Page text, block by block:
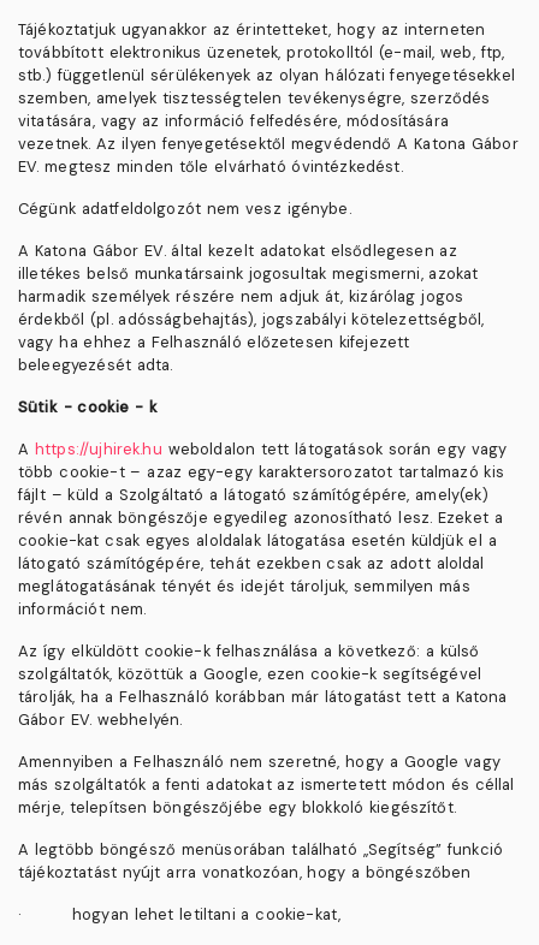
Tájékoztatjuk ugyanakkor az érintetteket, hogy az interneten
továbbított elektronikus üzenetek, protokolltól (e-mail, web, ftp,
stb.) függetlenül sérülékenyek az olyan hálózati fenyegetésekkel
szemben, amelyek tisztességtelen tevékenységre, szerződés
vitatására, vagy az információ felfedésére, módosítására
vezetnek. Az ilyen fenyegetésektől megvédendő A Katona Gábor
EV. megtesz minden tőle elvárható óvintézkedést.
Cégünk adatfeldolgozót nem vesz igénybe.
A Katona Gábor EV. által kezelt adatokat elsődlegesen az
illetékes belső munkatársaink jogosultak megismerni, azokat
harmadik személyek részére nem adjuk át, kizárólag jogos
érdekből (pl. adósságbehajtás), jogszabályi kötelezettségből,
vagy ha ehhez a Felhasználó előzetesen kifejezett
beleegyezését adta.
Sütik - cookie - k
A https://ujhirek.hu weboldalon tett látogatások során egy vagy
több cookie-t – azaz egy-egy karaktersorozatot tartalmazó kis
fájlt – küld a Szolgáltató a látogató számítógépére, amely(ek)
révén annak böngészője egyedileg azonosítható lesz. Ezeket a
cookie-kat csak egyes aloldalak látogatása esetén küldjük el a
látogató számítógépére, tehát ezekben csak az adott aloldal
meglátogatásának tényét és idejét tároljuk, semmilyen más
információt nem.
Az így elküldött cookie-k felhasználása a következő: a külső
szolgáltatók, közöttük a Google, ezen cookie-k segítségével
tárolják, ha a Felhasználó korábban már látogatást tett a Katona
Gábor EV. webhelyén.
Amennyiben a Felhasználó nem szeretné, hogy a Google vagy
más szolgáltatók a fenti adatokat az ismertetett módon és céllal
mérje, telepítsen böngészőjébe egy blokkoló kiegészítőt.
A legtöbb böngésző menüsorában található „Segítség” funkció
tájékoztatást nyújt arra vonatkozóan, hogy a böngészőben
· hogyan lehet letiltani a cookie-kat,